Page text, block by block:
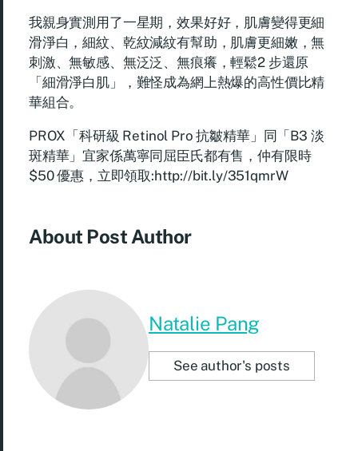
我親身實測用了一星期，效果好好，肌膚變得更細
滑淨白，細紋、乾紋減紋有幫助，肌膚更細嫩，無
刺激、無敏感、無泛泛、無痕癢，輕鬆2 步還原
「細滑淨白肌」，難怪成為網上熱爆的高性價比精
華組合。
PROX「科研級 Retinol Pro 抗皺精華」同「B3 淡
斑精華」宜家係萬寧同屈臣氏都有售，仲有限時
$50 優惠，立即領取:http://bit.ly/351qmrW
About Post Author
Natalie Pang
See author's posts